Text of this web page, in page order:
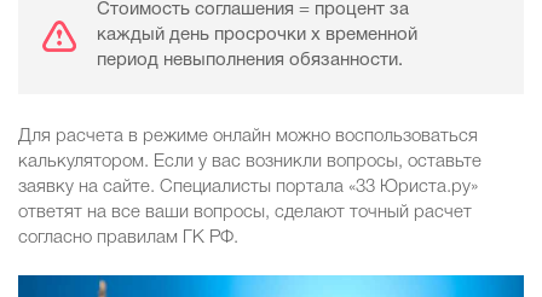
Стоимость соглашения = процент за
каждый день просрочки x временной
период невыполнения обязанности.
Для расчета в режиме онлайн можно воспользоваться
калькулятором. Если у вас возникли вопросы, оставьте
заявку на сайте. Специалисты портала «33 Юриста.ру»
ответят на все ваши вопросы, сделают точный расчет
согласно правилам ГК РФ.